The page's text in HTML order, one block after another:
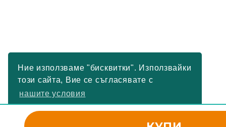
Ние използваме "бисквитки". Използвайки
този сайта, Вие се съгласявате с
нашите условия